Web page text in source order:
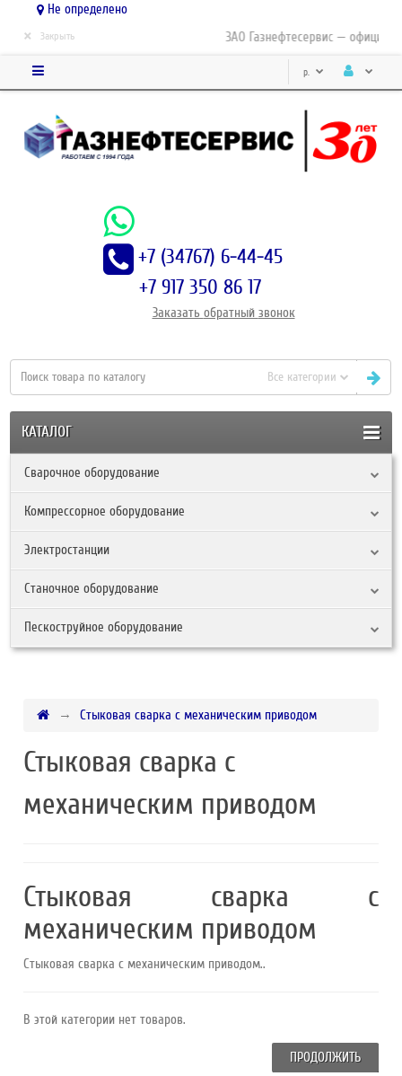
Не определено
ЗАО Газнефтесервис —
× Закрыть
р.
+7 (34767) 6-44-45
+7 917 350 86 17
Заказать обратный звонок
Все категории
КАТАЛОГ
Сварочное оборудование
Компрессорное оборудование
Электростанции
Станочное оборудование
Пескоструйное оборудование
Стыковая сварка с механическим приводом
Стыковая сварка с
механическим приводом
Стыковая сварка с
механическим приводом
Стыковая сварка с механическим приводом..
В этой категории нет товаров.
ПРОДОЛЖИТЬ